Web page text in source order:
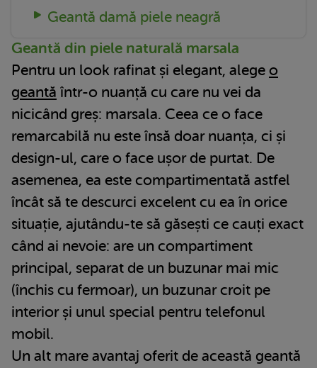
Geantă damă piele neagră
Geantă din piele naturală marsala
Pentru un look rafinat și elegant, alege o
geantă într-o nuanță cu care nu vei da
nicicând greș: marsala. Ceea ce o face
remarcabilă nu este însă doar nuanța, ci și
design-ul, care o face ușor de purtat. De
asemenea, ea este compartimentată astfel
încât să te descurci excelent cu ea în orice
situație, ajutându-te să găsești ce cauți exact
când ai nevoie: are un compartiment
principal, separat de un buzunar mai mic
(închis cu fermoar), un buzunar croit pe
interior și unul special pentru telefonul
mobil.
Un alt mare avantaj oferit de această geantă